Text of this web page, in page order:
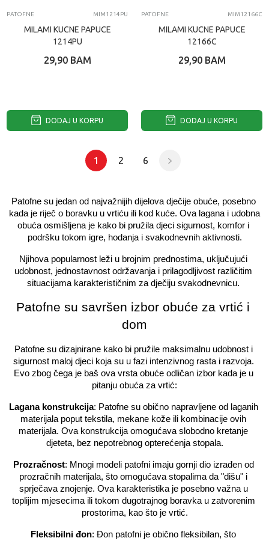
PATOFNE MIM1214PU
MILAMI KUCNE PAPUCE
1214PU
29,90 BAM
DODAJ U KORPU
PATOFNE MIM12166C
MILAMI KUCNE PAPUCE
12166C
29,90 BAM
DODAJ U KORPU
1 2 6
Patofne su jedan od najvažnijih dijelova dječije obuće, posebno
kada je riječ o boravku u vrtiću ili kod kuće. Ova lagana i udobna
obuća osmišljena je kako bi pružila djeci sigurnost, komfor i
podršku tokom igre, hodanja i svakodnevnih aktivnosti.
Njihova popularnost leži u brojnim prednostima, uključujući
udobnost, jednostavnost održavanja i prilagodljivost različitim
situacijama karakterističnim za dječiju svakodnevnicu.
Patofne su savršen izbor obuće za vrtić i
dom
Patofne su dizajnirane kako bi pružile maksimalnu udobnost i
sigurnost maloj djeci koja su u fazi intenzivnog rasta i razvoja.
Evo zbog čega je baš ova vrsta obuće odličan izbor kada je u
pitanju obuća za vrtić:
Lagana konstrukcija: Patofne su obično napravljene od laganih
materijala poput tekstila, mekane kože ili kombinacije ovih
materijala. Ova konstrukcija omogućava slobodno kretanje
djeteta, bez nepotrebnog opterećenja stopala.
Prozračnost: Mnogi modeli patofni imaju gornji dio izrađen od
prozračnih materijala, što omogućava stopalima da "dišu" i
sprječava znojenje. Ova karakteristika je posebno važna u
toplijim mjesecima ili tokom dugotrajnog boravka u zatvorenim
prostorima, kao što je vrtić.
Fleksibilni đon: Đon patofni je obično fleksibilan, što